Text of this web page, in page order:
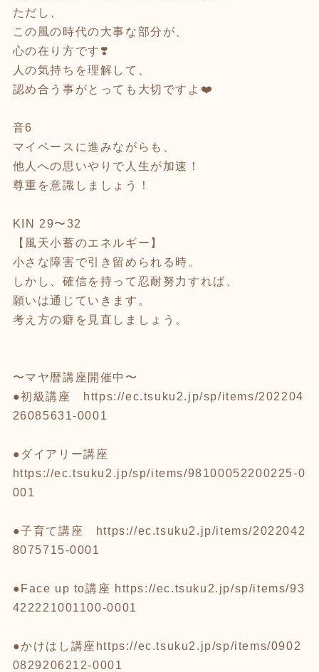
ただし、
この風の時代の大事な部分が、
心の在り方です❣️
人の気持ちを理解して、
認め合う事がとっても大切ですよ❤️
音6
マイペースに進みながらも、
他人への思いやりで人生が加速！
尊重を意識しましょう！
KIN 29〜32
【風天小蓄のエネルギー】
小さな障害で引き留められる時。
しかし、確信を持って忍耐努力すれば、
願いは通じていきます。
考え方の癖を見直しましょう。
〜マヤ暦講座開催中〜
●初級講座
https://ec.tsuku2.jp/sp/items/202204
26085631-0001
●ダイアリー講座
https://ec.tsuku2.jp/sp/items/98100052200225-0
001
●子育て講座
https://ec.tsuku2.jp/items/2022042
8075715-0001
●Face up to講座 https://ec.tsuku2.jp/sp/items/93
422221001100-0001
●かけはし講座 https://ec.tsuku2.jp/sp/items/0902
0829206212-0001